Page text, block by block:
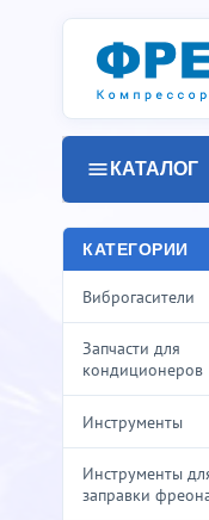
КАТАЛОГ
КАТЕГОРИИ
Виброгасители
Запчасти для
кондиционеров
Инструменты
Инструменты
заправки